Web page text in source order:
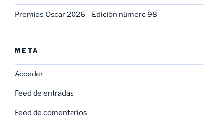
Premios Oscar 2026 – Edición número 98
META
Acceder
Feed de entradas
Feed de comentarios